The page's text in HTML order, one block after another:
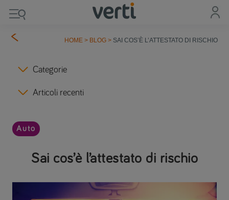
HOME> BLOG> SAI COS’È L’ATTESTATO DI RISCHIO
Categorie
Articoli recenti
Sai cos’è l’attestato di rischio
Auto